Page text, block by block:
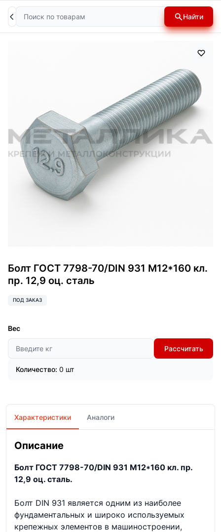
Поиск Найти
Болт ГОСТ 7798-70/DIN 931 М12*160 кл.
пр. 12,9 оц. сталь
ПОД ЗАКАЗ
Вес
Рассчитать
Количество: 0 шт
Характеристики Аналоги
Описание
Болт ГОСТ 7798-70/DIN 931 М12*160 кл. пр.
12,9 оц. сталь.
Болт DIN 931 является одним из наиболее
фундаментальных и широко используемых
крепежных элементов в машиностроении,